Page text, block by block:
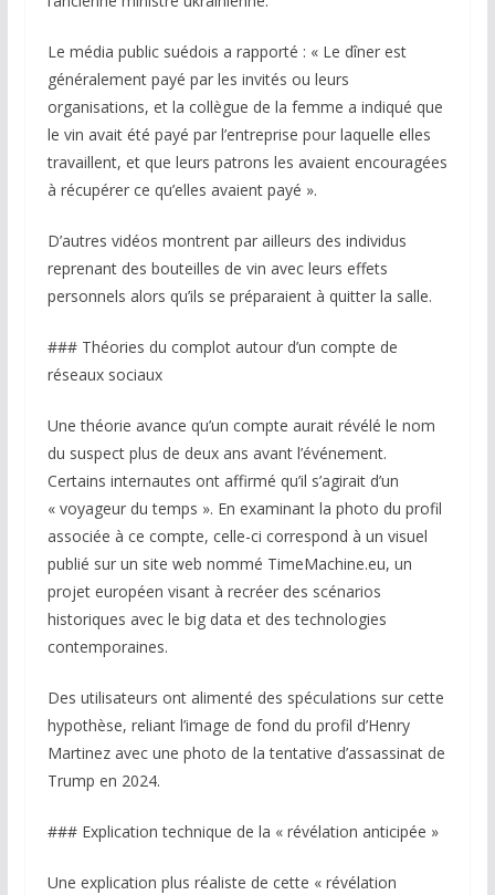
Le média public suédois a rapporté : « Le dîner est
généralement payé par les invités ou leurs
organisations, et la collègue de la femme a indiqué que
le vin avait été payé par l’entreprise pour laquelle elles
travaillent, et que leurs patrons les avaient encouragées
à récupérer ce qu’elles avaient payé ».
D’autres vidéos montrent par ailleurs des individus
reprenant des bouteilles de vin avec leurs effets
personnels alors qu’ils se préparaient à quitter la salle.
### Théories du complot autour d’un compte de
réseaux sociaux
Une théorie avance qu’un compte aurait révélé le nom
du suspect plus de deux ans avant l’événement.
Certains internautes ont affirmé qu’il s’agirait d’un
« voyageur du temps ». En examinant la photo du profil
associée à ce compte, celle-ci correspond à un visuel
publié sur un site web nommé TimeMachine.eu, un
projet européen visant à recréer des scénarios
historiques avec le big data et des technologies
contemporaines.
Des utilisateurs ont alimenté des spéculations sur cette
hypothèse, reliant l’image de fond du profil d’Henry
Martinez avec une photo de la tentative d’assassinat de
Trump en 2024.
### Explication technique de la « révélation anticipée »
Une explication plus réaliste de cette « révélation